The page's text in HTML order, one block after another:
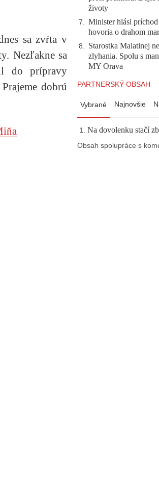
sa zvŕta v
Nezľakne sa
do prípravy
dobrú
životy
7. Minister hlási
hovoria o drahom
8. Starostka Malatinej
zlyhania. Spolu s
MY Orava
PARTNERSKÝ OBSAH
Vybrané Najnovšie
Na dovolenku stačí
Obsah spolupráce s